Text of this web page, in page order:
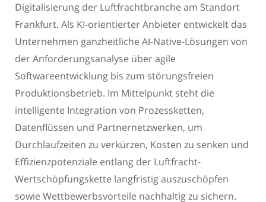
Digitalisierung der Luftfrachtbranche am Standort
Frankfurt. Als KI-orientierter Anbieter entwickelt das
Unternehmen ganzheitliche AI-Native-Lösungen von
der Anforderungsanalyse über agile
Softwareentwicklung bis zum störungsfreien
Produktionsbetrieb. Im Mittelpunkt steht die
intelligente Integration von Prozessketten,
Datenflüssen und Partnernetzwerken, um
Durchlaufzeiten zu verkürzen, Kosten zu senken und
Effizienzpotenziale entlang der Luftfracht-
Wertschöpfungskette langfristig auszuschöpfen
sowie Wettbewerbsvorteile nachhaltig zu sichern.